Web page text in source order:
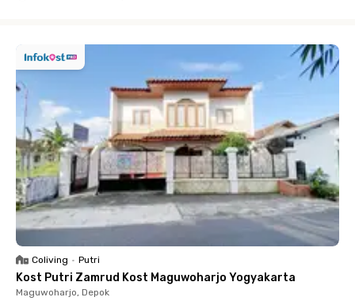
Coliving • Putri
Kost Putri Zamrud Kost Maguwoharjo Yogyakarta
Maguwoharjo, Depok